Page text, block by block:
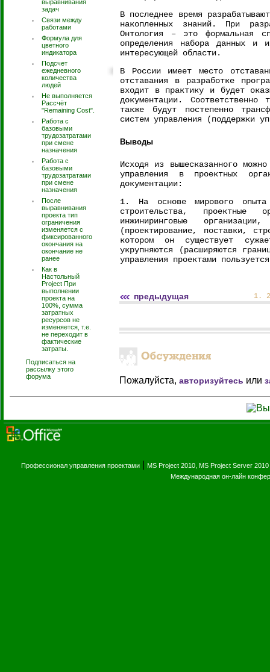
выравнивания
задач
Связи между
работами
Формула для
цветного
индикатора
Подсчет
ежедневного
количества
людей
Не выполняется
Рассчёт
"Remaining Cost".
Работа с
базовыми
трудозатратами
при смене
назначения
Работа с
базовыми
трудозатратами
при смене
назначения
После
выравнивания
проекта тип
ограничения
изменяется с
фиксированного
окончания на
окончание не
ранее
Как в
Настольный
Project При
выполнении
проекта на
100%, сумма
затратных
ресурсов не
изменяется, т.е.
не переходит в
фактические
затраты.
Подписаться на
рассылку этого
форума
В последнее время
накопленных знаний. При
Онтология – это формальная
определения набора данных и
интересующей области.
В России имеет место
отставания в разработке
входит в практику и будет
документации. Соответственно
также будут постепенно
систем управления (поддержки
Выводы
Исходя из вышесказанного
управления в проектных
документации:
1. На основе мирового опыта
строительства, проектные
инжиниринговые
(проектирование, поставки,
котором он существует
укрупняются (расширяются
управления проектами
предыдущая 1 . 2
Пожалуйста, авторизуйтесь или
Профессионал управления проектами MS Project 2010, MS Project Server 2010
Международная он-лайн